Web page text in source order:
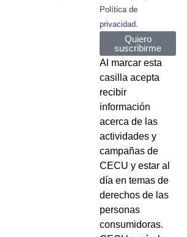
Política de
privacidad
Quiero
suscribirme
Al marcar esta
casilla acepta
recibir
información
acerca de las
actividades y
campañas de
CECU y estar al
día en temas de
derechos de las
personas
consumidoras.